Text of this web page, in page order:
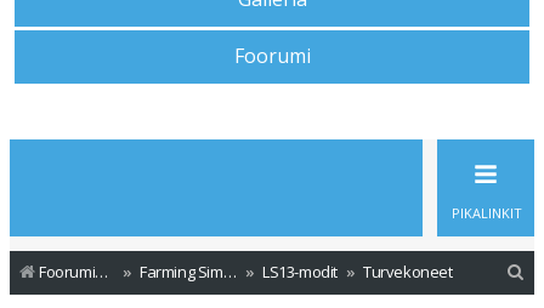
Foorumi
PIKALINKIT
Foorumin etusivu Farming Simulator - Modit LS13-modit Turvekoneet